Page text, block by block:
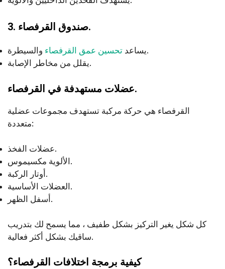
3. صندوق القرفصاء.
يساعد تحسين عمق القرفصاء
والسيطرة.
يقلل من مخاطر الإصابة.
عضلات مستهدفة في القرفصاء.
القرفصاء هي حركة مركبة تستهدف مجموعات عضلية
متعددة:
عضلات الفخذ.
الألوية مكسيموس.
أوتار الركبة.
العضلات الأساسية.
أسفل الظهر.
كل شكل يغير التركيز بشكل طفيف ، مما يسمح لك بتدريب
ساقيك بشكل أكثر فعالية.
كيفية برمجة اختلافات القرفصاء؟